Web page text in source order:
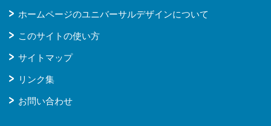
ホームページのユニバーサルデザインについて
このサイトの使い方
サイトマップ
リンク集
お問い合わせ